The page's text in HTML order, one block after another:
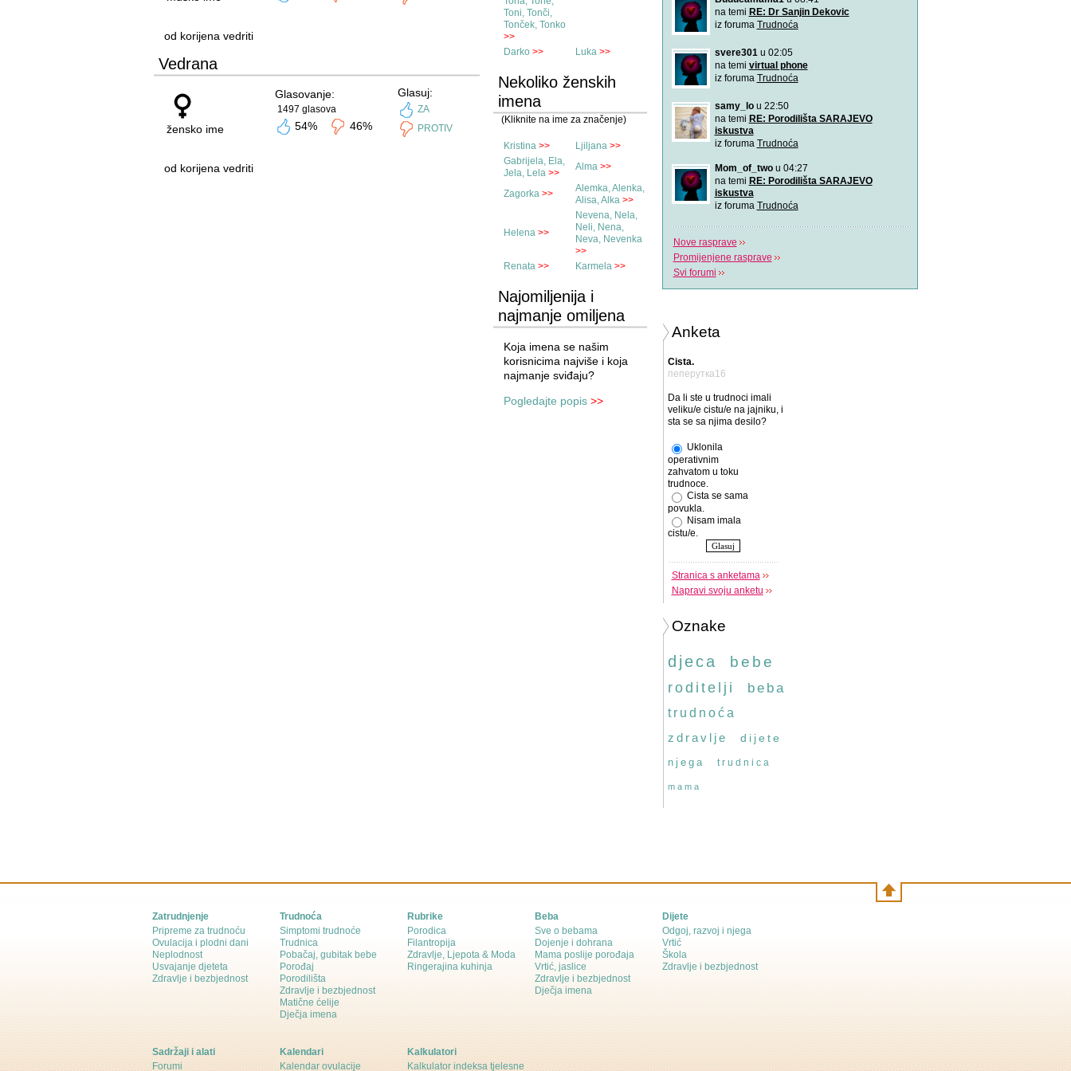
od korijena vedriti
Vedrana
žensko ime
Glasovanje:
1497 glasova
54% 46%
Glasuj:
ZA
PROTIV
od korijena vedriti
Toni, Tonči,
Tonček, Tonko
>>
Darko >> Luka >>
Nekoliko ženskih
imena
(Kliknite na ime za značenje)
Kristina >> Ljiljana >>
Gabrijela, Ela,
Jela, Lela >>
Alma >>
Zagorka >>
Alemka, Alenka,
Alisa, Alka >>
Helena >>
Nevena, Nela,
Neli, Nena,
Neva, Nevenka
>>
Renata >> Karmela >>
Najomiljenija i
najmanje omiljena
Koja imena se našim
korisnicima najviše i koja
najmanje sviđaju?
Pogledajte popis >>
na temi RE: Dr Sanjin Dekovic
iz foruma Trudnoća
svere301u 02:05
na temi virtual phone
iz foruma Trudnoća
samy_lou 22:50
na temi RE: Porodilišta SARAJEVO
iskustva
iz foruma Trudnoća
Mom_of_twou 04:27
na temi RE: Porodilišta SARAJEVO
iskustva
iz foruma Trudnoća
Nove rasprave
Promijenjene rasprave
Svi forumi
Anketa
Cista.
пеперутка16
Da li ste u trudnoci imali
veliku/e cistu/e na jajniku, i
sta se sa njima desilo?
Uklonila
operativnim
zahvatom u toku
trudnoce.
Cista se sama
povukla.
Nisam imala
cistu/e.
Stranica s anketama
Napravi svoju anketu
Oznake
djeca bebe
roditelji beba
trudnoća
zdravlje
dijete
njega trudnica
mama
Zatrudnjenje
Pripreme za trudnoću
Ovulacija i plodni dani
Neplodnost
Usvajanje djeteta
Zdravlje i bezbjednost
Trudnoća
Simptomi trudnoće
Trudnica
Pobačaj, gubitak bebe
Porođaj
Porodilišta
Zdravlje i bezbjednost
Matične ćelije
Dječja imena
Rubrike
Porodica
Filantropija
Zdravlje, Ljepota & Moda
Ringerajina kuhinja
Beba
Sve o bebama
Dojenje i dohrana
Mama poslije porođaja
Vrtić, jaslice
Zdravlje i bezbjednost
Dječja imena
Dijete
Odgoj, razvoj i njega
Vrtić
Škola
Zdravlje i bezbjednost
Sadržaji i alati
Forumi
Kalendari
Kalendar ovulacije
Kalkulatori
Kalkulator indeksa tjelesne